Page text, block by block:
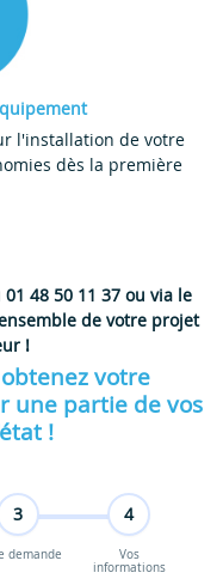
l'installation de votre
dès la première
48 50 11 37 ou via le
de votre projet
!
votre
une partie de vos
!
3
demande
4
Vos
informations